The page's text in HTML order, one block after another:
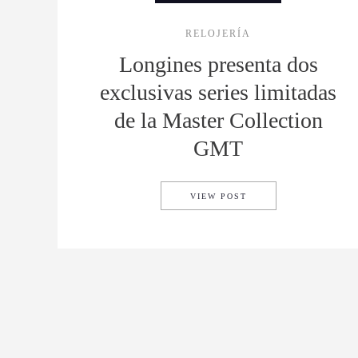
RELOJERÍA
Longines presenta dos
exclusivas series limitadas
de la Master Collection
GMT
VIEW POST